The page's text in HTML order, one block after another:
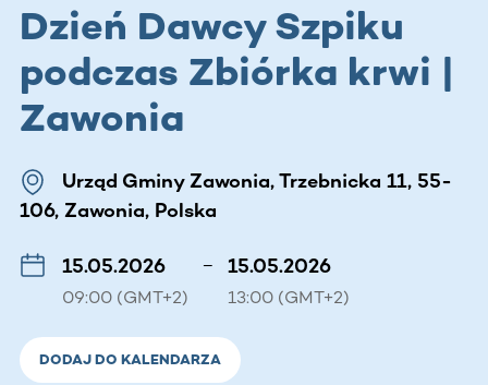
Dzień Dawcy Szpiku
podczas Zbiórka krwi |
Zawonia
Urząd Gminy Zawonia, Trzebnicka 11, 55-
106, Zawonia, Polska
15.05.2026
09:00 (GMT+2)
– 15.05.2026
13:00 (GMT+2)
DODAJ DO KALENDARZA